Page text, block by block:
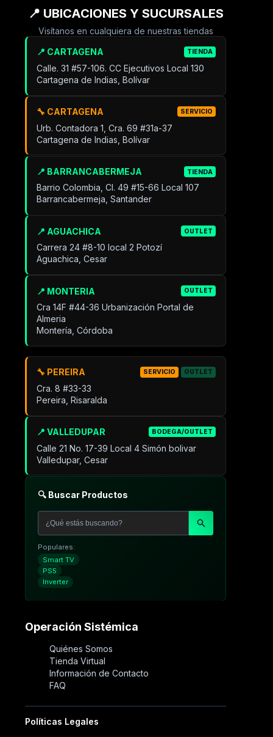
📍 UBICACIONES Y SUCURSALES
Visítanos en cualquiera de nuestras tiendas
📍 CARTAGENA TIENDA
Calle. 31 #57-106. CC Ejecutivos Local 130
Cartagena de Indias, Bolívar
🔧 CARTAGENA SERVICIO
Urb. Contadora 1, Cra. 69 #31a-37
Cartagena de Indias, Bolívar
📍 BARRANCABERMEJA TIENDA
Barrio Colombia, Cl. 49 #15-66 Local 107
Barrancabermeja, Santander
📍 AGUACHICA OUTLET
Carrera 24 #8-10 local 2 Potozí
Aguachica, Cesar
📍 MONTERIA OUTLET
Cra 14F #44-36 Urbanización Portal de
Almeria
Montería, Córdoba
📍 VALLEDUPAR BODEGA/OUTLET
Calle 21 No. 17-39 Local 4 Simón bolivar
Valledupar, Cesar
🔧 PEREIRA SERVICIO OUTLET
Cra. 8 #33-33
Pereira, Risaralda
🔍 Buscar Productos
Populares:
Smart TV
PS5
Inverter
Operación Sistémica
Quiénes Somos
Tienda Virtual
Información de Contacto
FAQ
Políticas Legales